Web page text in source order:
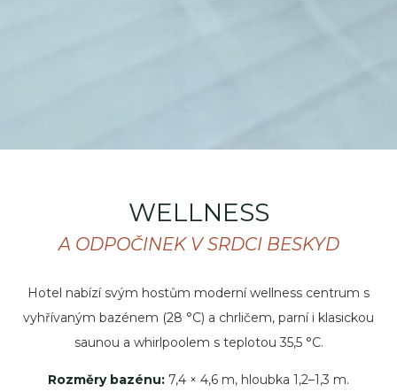
WELLNESS
A ODPOČINEK V SRDCI BESKYD
Hotel nabízí svým hostům moderní wellness centrum s
vyhřívaným bazénem (28 °C) a chrličem, parní i klasickou
saunou a whirlpoolem s teplotou 35,5 °C.
Rozměry bazénu: 7,4 × 4,6 m, hloubka 1,2–1,3 m.